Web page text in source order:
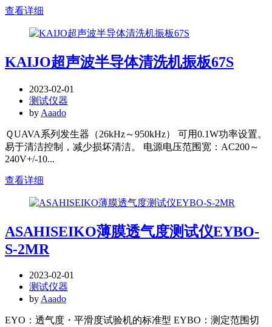
查看详细
KAIJO超声波半导体清洗机振板67S
2023-02-01
测试仪器
by Aaado
ＱUAVA系列发生器（26kHz～950kHz） 可用0.1W功率设置。
易于清洁控制，减少损坏清洁。 电源电压范围宽：AC200～
240V+/-10...
查看详细
ASAHISEIKO薄膜透气度测试仪EYBO-
S-2MR
2023-02-01
测试仪器
by Aaado
EYO：透气度・平滑度试验机的标准型 EYBO：测定范围切